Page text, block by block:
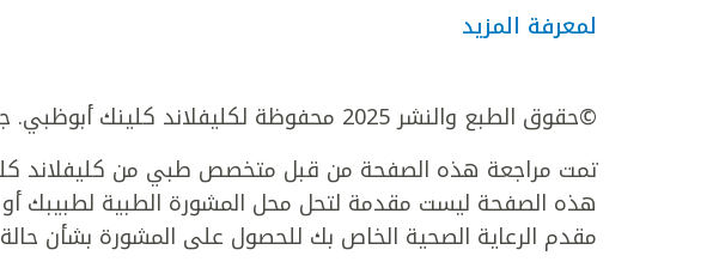
لمعرفة المزيد
©حقوق الطبع والنشر 2025 محفوظة لكليفلاند كلينك أبوظبي. جميع الحقوق محفوظة.
تمت مراجعة هذه الصفحة من قبل متخصص طبي من كليفلاند
هذه الصفحة ليست مقدمة لتحل محل المشورة الطبية لطبيبك
مقدم الرعاية الصحية الخاص بك للحصول على المشورة بشأن